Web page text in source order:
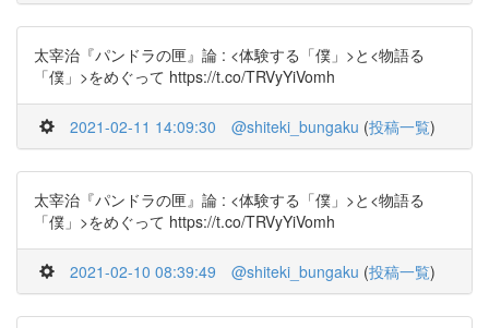
太宰治『パンドラの匣』論 : <体験する「僕」>と<物語る
「僕」>をめぐって https://t.co/TRVyYiVomh
2021-02-11 14:09:30 @shiteki_bungaku (投稿一覧)
太宰治『パンドラの匣』論 : <体験する「僕」>と<物語る
「僕」>をめぐって https://t.co/TRVyYiVomh
2021-02-10 08:39:49 @shiteki_bungaku (投稿一覧)